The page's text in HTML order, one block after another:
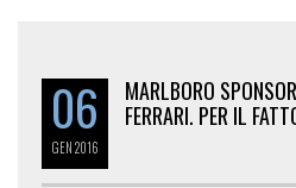
06
GEN2016
MARLBORO
FERRARI. PER IL